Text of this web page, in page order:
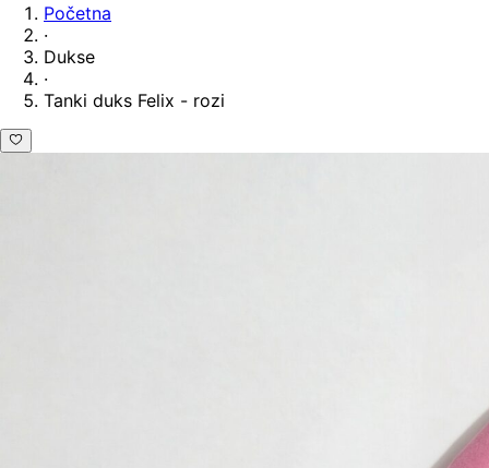
Početna
·
Dukse
·
Tanki duks Felix - rozi